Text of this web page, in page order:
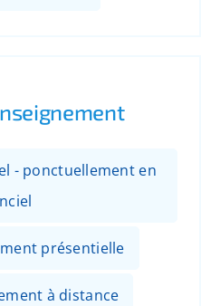
- ponctuellement en
présentielle
à distance